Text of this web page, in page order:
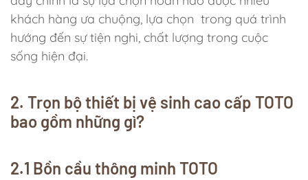
khách hàng ưa chuộng, lựa chọn trong quá trình
hướng đến sự tiện nghi, chất lượng trong cuộc
sống hiện đại.
2. Trọn bộ thiết bị vệ sinh cao cấp TOTO
bao gồm những gì?
2.1 Bồn cầu thông minh TOTO